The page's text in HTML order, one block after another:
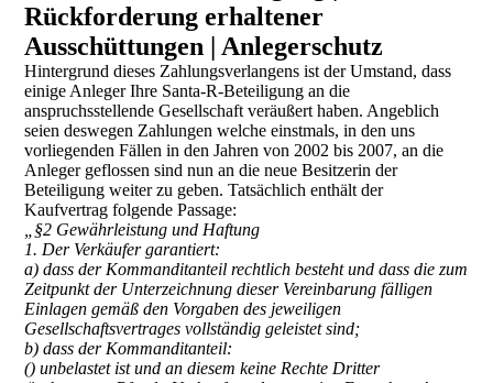
Rückforderung erhaltener
Ausschüttungen | Anlegerschutz
Hintergrund dieses Zahlungsverlangens ist der Umstand, dass
einige Anleger Ihre Santa-R-Beteiligung an die
anspruchsstellende Gesellschaft veräußert haben. Angeblich
seien deswegen Zahlungen welche einstmals, in den uns
vorliegenden Fällen in den Jahren von 2002 bis 2007, an die
Anleger geflossen sind nun an die neue Besitzerin der
Beteiligung weiter zu geben. Tatsächlich enthält der
Kaufvertrag folgende Passage:
„§2 Gewährleistung und Haftung
1. Der Verkäufer garantiert:
a) dass der Kommanditanteil rechtlich besteht und dass die zum
Zeitpunkt der Unterzeichnung dieser Vereinbarung fälligen
Einlagen gemäß den Vorgaben des jeweiligen
Gesellschaftsvertrages vollständig geleistet sind;
b) dass der Kommanditanteil:
() unbelastet ist und an diesem keine Rechte Dritter